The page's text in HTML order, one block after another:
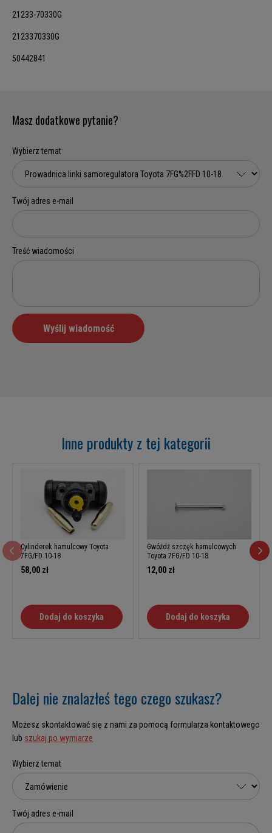
21233-70330G
2123370330G
50442841
Masz dodatkowe pytanie?
Inne produkty z tej kategorii
Cylinderek hamulcowy Toyota
7FG/FD 10-18
58,00 zł
Dodaj do koszyka
Gwóźdź szczęk hamulcowych
Toyota 7FG/FD 10-18
12,00 zł
Dodaj do koszyka
Dalej nie znalazłeś tego czego szukasz?
Możesz skontaktować się z nami za pomocą formularza kontaktowego
lub szukaj po wymiarze